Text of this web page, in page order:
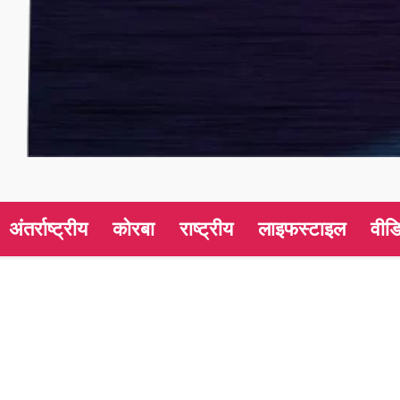
अंतर्राष्ट्रीय कोरबा राष्ट्रीय लाइफस्टाइल